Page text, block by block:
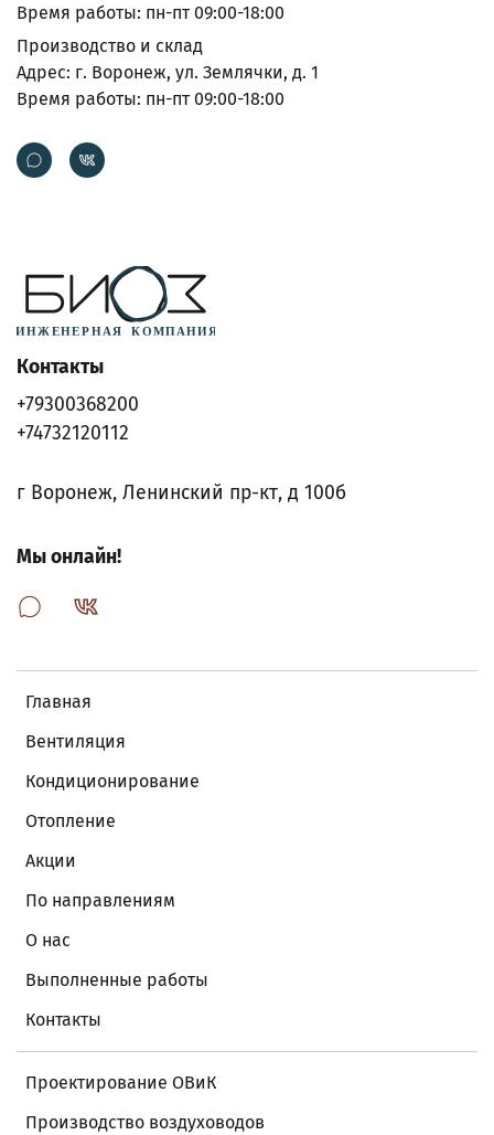
Время работы: пн-пт 09:00-18:00
Производство и склад
Адрес: г. Воронеж, ул. Землячки, д. 1
Время работы: пн-пт 09:00-18:00
Главная
Вентиляция
Кондиционирование
Отопление
Акции
По направлениям
О нас
Выполненные работы
Контакты
Проектирование ОВиК
Производство воздуховодов
Контакты
+79300368200
+74732120112
г Воронеж, Ленинский пр-кт, д 100б
Мы онлайн!